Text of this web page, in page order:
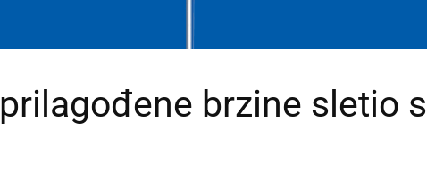
brzine sletio s